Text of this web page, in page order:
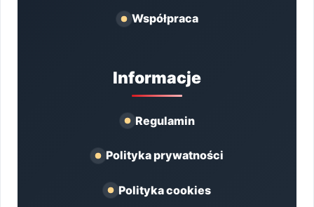
Współpraca
Informacje
Regulamin
Polityka prywatności
Polityka cookies